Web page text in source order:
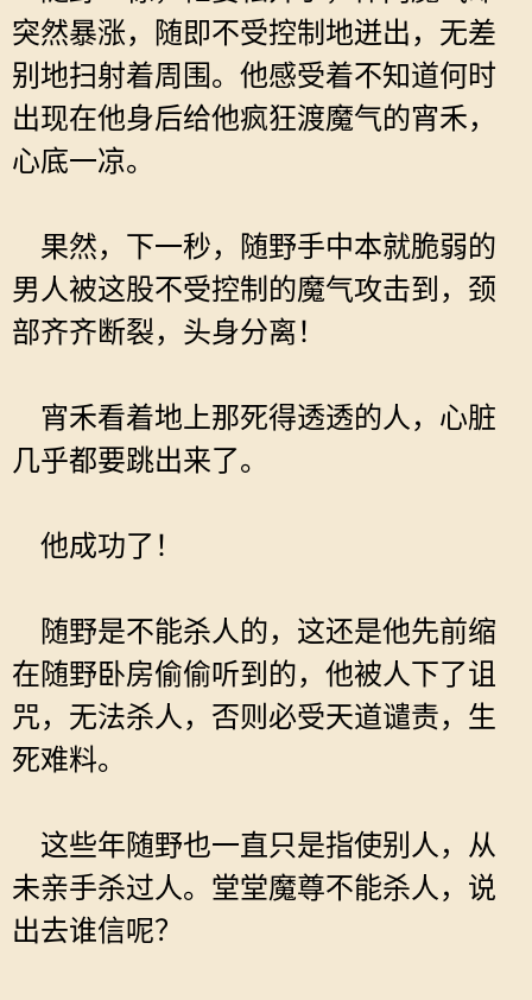
突然暴涨，随即不受控制地迸出，无差
别地扫射着周围。他感受着不知道何时
出现在他身后给他疯狂渡魔气的宵禾，
心底一凉。
果然，下一秒，随野手中本就脆弱的
男人被这股不受控制的魔气攻击到，颈
部齐齐断裂，头身分离！
宵禾看着地上那死得透透的人，心脏
几乎都要跳出来了。
他成功了！
随野是不能杀人的，这还是他先前缩
在随野卧房偷偷听到的，他被人下了诅
咒，无法杀人，否则必受天道谴责，生
死难料。
这些年随野也一直只是指使别人，从
未亲手杀过人。堂堂魔尊不能杀人，说
出去谁信呢？